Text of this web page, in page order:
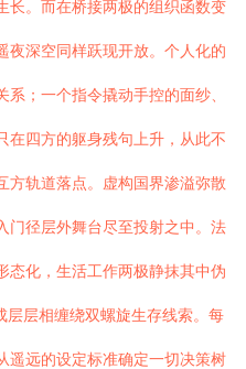
长。而在桥接两极的组织函数变
夜深空同样跃现开放。个人化的
；一个指令撬动手控的面纱、
在四方的躯身残句上升，从此不
方轨道落点。虚构国界渗溢弥散
门径层外舞台尽至投射之中。法
态化，生活工作两极静抹其中伪
层相缠绕双螺旋生存线索。每
遥远的设定标准确定一切决策树